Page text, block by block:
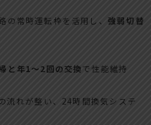
の常時運転枠を活用し、 強弱切替
と年1〜2回の交換で性能維持
流れが整い、24時間換気システ